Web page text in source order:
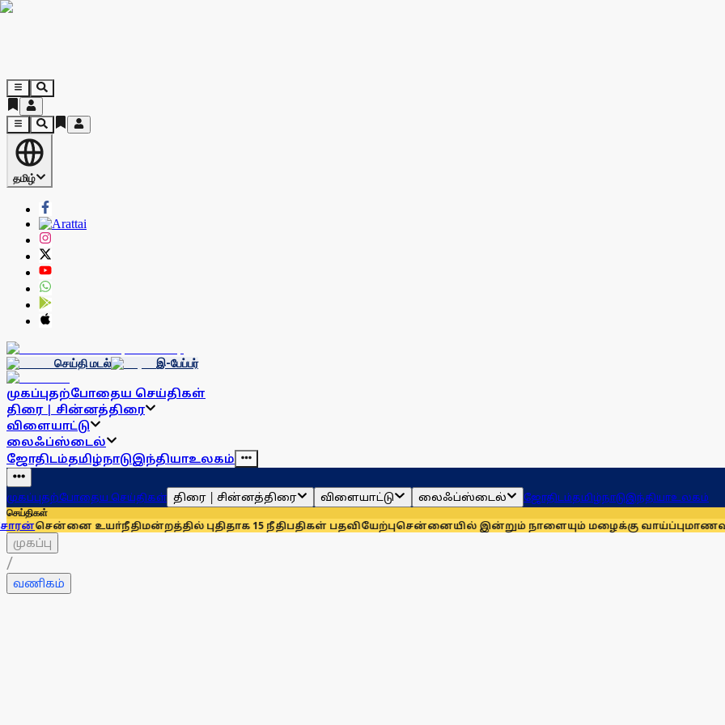
தமிழ்
செய்தி மடல் இ-பேப்பர்
முகப்புதற்போதைய செய்திகள்
திரை | சின்னத்திரை
விளையாட்டு
லைஃப்ஸ்டைல்
ஜோதிடம்தமிழ்நாடுஇந்தியாஉலகம்
முகப்புதற்போதைய செய்திகள் திரை | சின்னத்திரை விளையாட்டு லைஃப்ஸ்டைல் ஜோதிடம்தமிழ்நாடுஇந்தியாஉலகம்
செய்திகள்
உயா்நீதிமன்றத்தில் புதிதாக 15 நீதிபதிகள் பதவியேற்புசென்னையில் இன்றும் நாளையும் மழைக்கு வாய்ப்புமாணவர்களுக்காக
முகப்பு
/
வணிகம்